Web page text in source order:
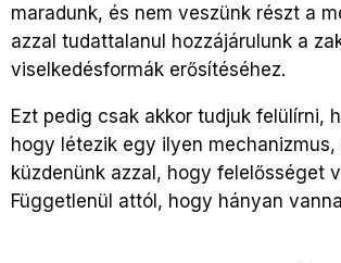
maradunk, és nem veszünk részt a
azzal tudattalanul hozzájárulunk a
viselkedésformák erősítéséhez.
Ezt pedig csak akkor tudjuk felülírni,
hogy létezik egy ilyen mechanizmus,
küzdenünk azzal, hogy felelősséget
Függetlenül attól, hogy hányan